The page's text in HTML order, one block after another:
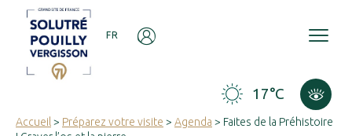
FR
17°C
Accueil > Préparez votre visite > Agenda > Faites de la Préhistoire
Panneau de gestion des cookies